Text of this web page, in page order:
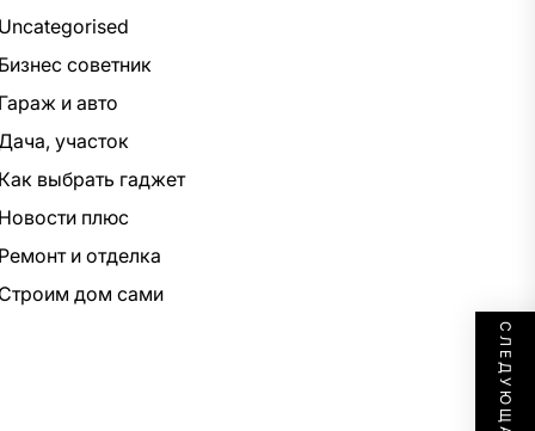
Uncategorised
Бизнес советник
Гараж и авто
участок
Как выбрать гаджет
Новости плюс
Ремонт и отделка
Строим дом сами